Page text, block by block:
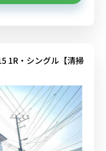
1R・シングル【清掃